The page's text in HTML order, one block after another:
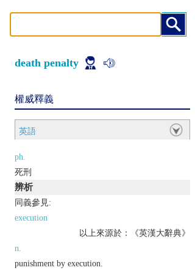
death penalty
權威釋義
英語
ph.
死刑
辨析
同義參見:
execution
以上來源於：《英漢大辭典》
n.
punishment by execution.